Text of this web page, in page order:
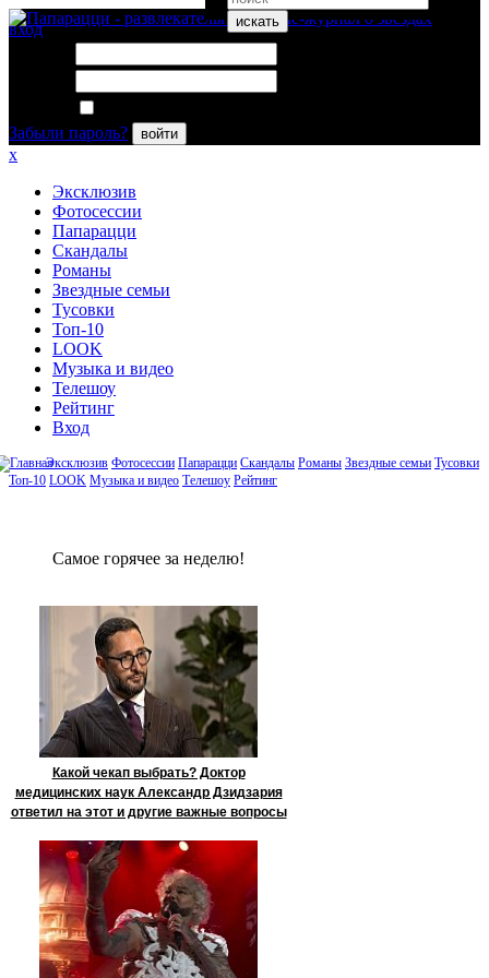
искать
вход
Забыли пароль?
войти
x
Эксклюзив
Фотосессии
Папарацци
Скандалы
Романы
Звездные семьи
Тусовки
Топ-10
LOOK
Музыка и видео
Телешоу
Рейтинг
Вход
Эксклюзив Фотосессии Папарацци Скандалы Романы Звездные семьи Тусовки
Топ-10 LOOK Музыка и видео Телешоу Рейтинг
Сaмое гoрячее за неделю!
Какой чекап выбрать? Доктор
медицинских наук Александр Дзидзария
ответил на этот и другие важные вопросы